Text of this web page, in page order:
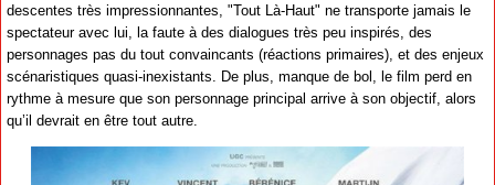
descentes très impressionnantes, "Tout Là-Haut" ne transporte jamais le
spectateur avec lui, la faute à des dialogues très peu inspirés, des
personnages pas du tout convaincants (réactions primaires), et des enjeux
scénaristiques quasi-inexistants. De plus, manque de bol, le film perd en
rythme à mesure que son personnage principal arrive à son objectif, alors
qu’il devrait en être tout autre.